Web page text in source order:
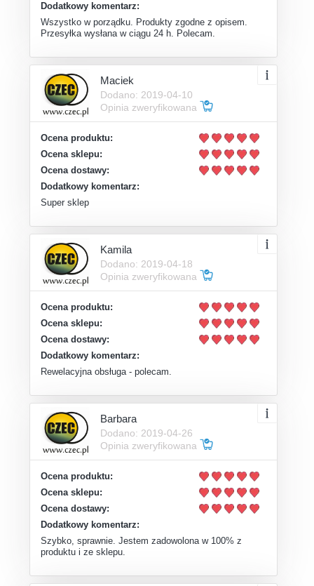
Dodatkowy komentarz:
Wszystko w porządku. Produkty zgodne z opisem.
Przesyłka wysłana w ciągu 24 h. Polecam.
Maciek
Dodano: 2019-04-10
Opinia zweryfikowana
Ocena produktu:
Ocena sklepu:
Ocena dostawy:
Dodatkowy komentarz:
Super sklep
Kamila
Dodano: 2019-04-18
Opinia zweryfikowana
Ocena produktu:
Ocena sklepu:
Ocena dostawy:
Dodatkowy komentarz:
Rewelacyjna obsługa - polecam.
Barbara
Dodano: 2019-04-26
Opinia zweryfikowana
Ocena produktu:
Ocena sklepu:
Ocena dostawy:
Dodatkowy komentarz:
Szybko, sprawnie. Jestem zadowolona w 100% z
produktu i ze sklepu.